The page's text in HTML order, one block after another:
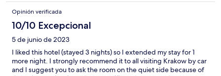
They would have both had AI if they could the penny pinchers.
No manager on site which I am sure breaches health and safety.
No clue or idea these kids had at reception. Clueless and lost
when it came to an issue…we are doomed.
Opinión verificada
10/10 Excepcional
5 de junio de 2023
I liked this hotel (stayed 3 nights) so I extended my stay for 1
more night. I strongly recommend it to all visiting Krakow by car
and I suggest you to ask the room on the quiet side because of